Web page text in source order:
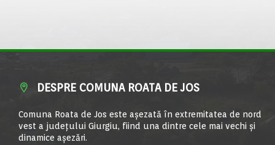
DESPRE COMUNA ROATA DE JOS
Comuna Roata de Jos este aşezată în extremitatea de nord
vest a judeţului Giurgiu, fiind una dintre cele mai vechi şi
dinamice aşezări.